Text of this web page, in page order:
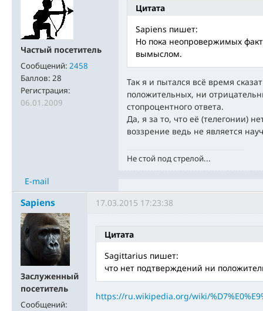
Частый посетитель
Сообщений: 2458
Баллов: 28
Регистрация:
06.01.2009
Цитата
Sapiens пишет:
Но пока неопровержимых
вымыслом.
Так я и пытался всё время
положительных, ни
стопроцентного ответа.
Да, я за то, что её (телегонии)
воззрение ведь не является
Не стой под стрелой...
E-mail
Sapiens
Заслуженный
посетитель
Сообщений:
17.03.2015 17:23:38
Цитата
Sagittarius пишет:
что нет подтверждений ни
https://ru.wikipedia.org/wiki/